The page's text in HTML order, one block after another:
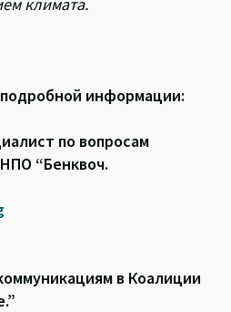
информации:
по вопросам
“Бенквоч.
в Коалиции